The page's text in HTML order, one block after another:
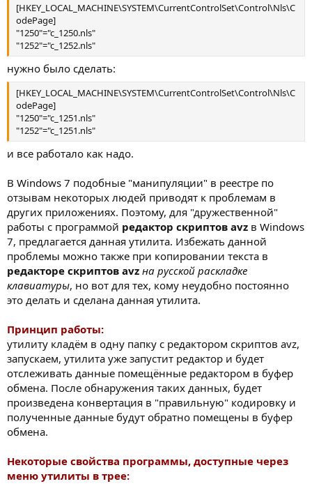
[HKEY_LOCAL_MACHINE\SYSTEM\CurrentControlSet\Control\Nls\C
odePage]
"1250"="c_1250.nls"
"1252"="c_1252.nls"
нужно было сделать:
[HKEY_LOCAL_MACHINE\SYSTEM\CurrentControlSet\Control\Nls\C
odePage]
"1250"="c_1251.nls"
"1252"="c_1251.nls"
и все работало как надо.
В Windows 7 подобные "манипуляции" в реестре по
отзывам некоторых людей приводят к проблемам в
других приложениях. Поэтому, для "дружественной"
работы с программой редактор скриптов avz в Windows
7, предлагается данная утилита. Избежать данной
проблемы можно также при копировании текста в
редакторе скриптов avz на русской раскладке
клавиатуры, но вот для тех, кому неудобно постоянно
это делать и сделана данная утилита.
Принцип работы:
утилиту кладём в одну папку с редактором скриптов avz,
запускаем, утилита уже запустит редактор и будет
отслеживать данные помещённые редактором в буфер
обмена. После обнаружения таких данных, будет
произведена конвертация в "правильную" кодировку и
полученные данные будут обратно помещены в буфер
обмена.
Некоторые свойства программы, доступные через
меню утилиты в трее: